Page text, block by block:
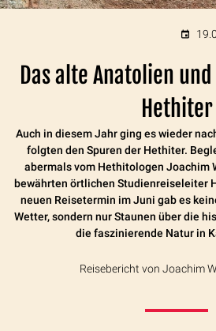
Das alte Anatolien
Hethiter
Auch in diesem Jahr ging es wieder
folgten den Spuren der Hethiter.
abermals vom Hethitologen Joachim
bewährten örtlichen Studienreiseleiter
neuen Reisetermin im Juni gab es
Wetter, sondern nur Staunen über die
die faszinierende Natur in
Reisebericht von Joachim